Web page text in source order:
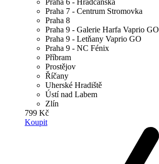
Praha 6 - Hradčanská
Praha 7 - Centrum Stromovka
Praha 8
Praha 9 - Galerie Harfa Vaprio GO
Praha 9 - Letňany Vaprio GO
Praha 9 - NC Fénix
Příbram
Prostějov
Říčany
Uherské Hradiště
Ústí nad Labem
Zlín
799 Kč
Koupit